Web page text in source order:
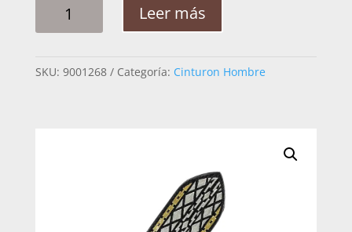
HOMBRE
CADENA
Leer más
SKU: 9001268 Categoría: Cinturon Hombre